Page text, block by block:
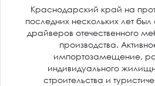
Краснодарский край на
последних нескольких лет
драйверов отечественного
производства.
импортозамещение,
индивидуального
строительства и